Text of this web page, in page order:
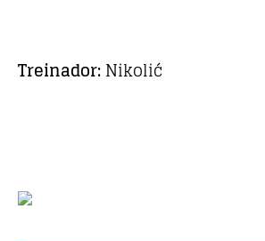
Treinador:Nikolić